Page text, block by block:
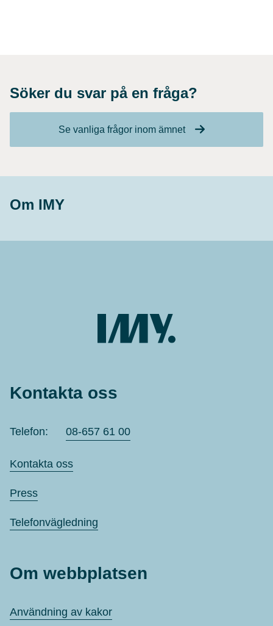
Söker du svar på en fråga?
Se vanliga frågor inom ämnet
Om IMY
Kontakta oss
Telefon: 08-657 61 00
Kontakta oss
Press
Telefonvägledning
Om webbplatsen
Användning av kakor